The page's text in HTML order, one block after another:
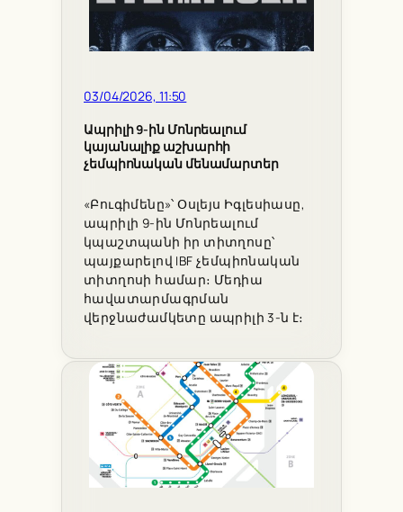
03/04/2026, 11:50
Ապրիլի 9-ին Մոնրեալում
կայանալիք աշխարհի
չեմպիոնական մենամարտեր
«Բուգիմենը»՝ Օսլեյս Իգլեսիասը,
ապրիլի 9-ին Մոնրեալում
կպաշտպանի իր տիտղոսը՝
պայքարելով IBF չեմպիոնական
տիտղոսի համար։ Մեդիա
հավատարմագրման
վերջնաժամկետը ապրիլի 3-ն է։